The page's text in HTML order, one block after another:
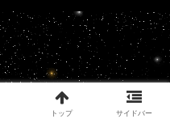
トップ サイドバー